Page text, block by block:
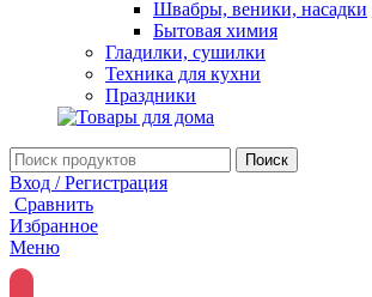
Швабры, веники, насадки
Бытовая химия
Гладилки, сушилки
Техника для кухни
Праздники
Поиск
Вход / Регистрация
Сравнить
Избранное
Меню